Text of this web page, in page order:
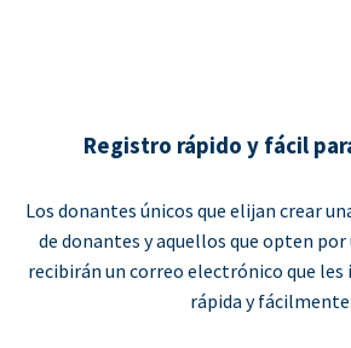
Registro rápido y fácil
Los donantes únicos que elijan crear
de donantes y aquellos que opten
recibirán un correo electrónico que
rápida y fácilmente.